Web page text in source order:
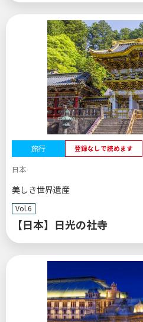
旅行 登録なしで読めます
日本
美しき世界遺産
Vol.6
【日本】日光の社寺